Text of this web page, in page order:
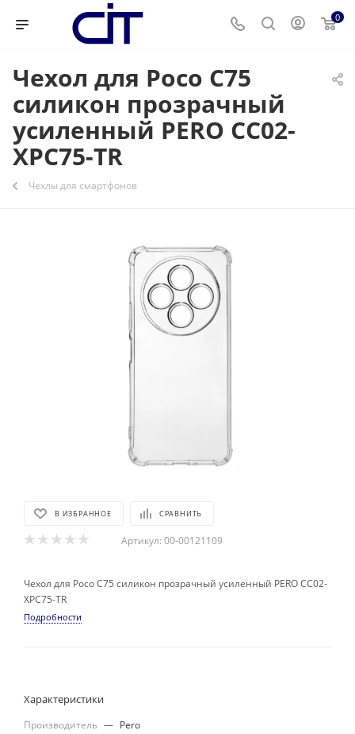
0
Чехол для Poco C75
силикон прозрачный
усиленный PERO CC02-
XPC75-TR
Чехлы для смартфонов
В ИЗБРАННОЕ СРАВНИТЬ
Артикул: 00-00121109
Чехол для Poco C75 силикон прозрачный усиленный PERO CC02-
XPC75-TR
Подробности
Характеристики
Производитель — Pero